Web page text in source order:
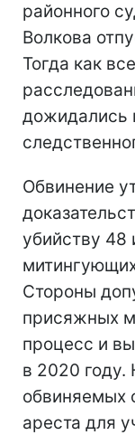
районного
Волкова
Тогда как
дожидались
Обвинение
убийству 48
Стороны
присяжных
процесс и
в 2020 году.
обвиняемых
ареста для